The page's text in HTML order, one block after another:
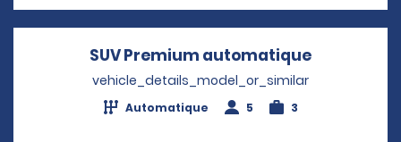
SUV Premium automatique
vehicle_details_model_or_similar
Automatique 5 3